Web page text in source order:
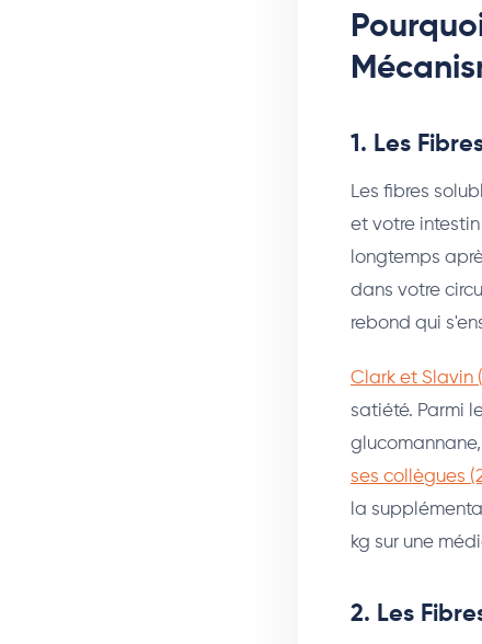
1. Les
Les fibres
et votre
longtemps
dans votre
rebond qui
Clark et Slavin
satiété. Parmi
ses collègues
la
kg sur une
2. Les